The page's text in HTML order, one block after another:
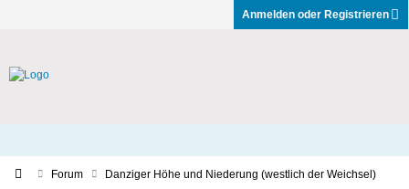
Anmelden oder Registrieren
Forum
Danziger Höhe und Niederung (westlich der Weichsel)